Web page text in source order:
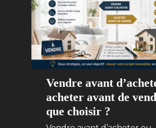
Vendre avant
acheter avant de
que choisir ?